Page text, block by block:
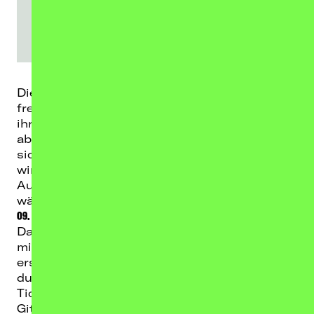
Die UK-Thrash-Metal-Legenden
freuen sich, bekanntgeben zu können, dass
ihr legendärer Sänger, der Fanliebling
ab sofort wieder Teil der Band ist.
sich nach sechsjähriger Pause zurück und
wird pünktlich zu ihrer allerersten
Australientour wieder am Mikrofon stehen,
während er sein Comeback bereits vorab, am
09. November
Das Jahr 2026 verspricht für
minder spannend zu werden, haben sie doch
erst kürzlich ihre
durch Europa angekündigt. Alle Termine sowie
Ticketinfos findet ihr unten!
Gitarrist